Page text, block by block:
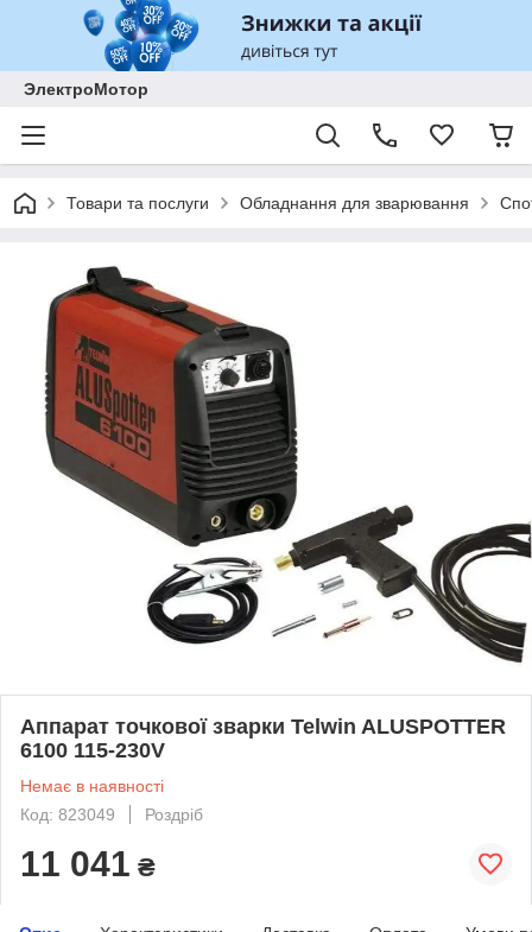
ЭлектроМотор
Товари та послуги Обладнання для зварювання
Аппарат точкової зварки Telwin ALUSPOTTER
6100 115-230V
Немає в наявності
Код: 823049
Роздріб
11 041 ₴